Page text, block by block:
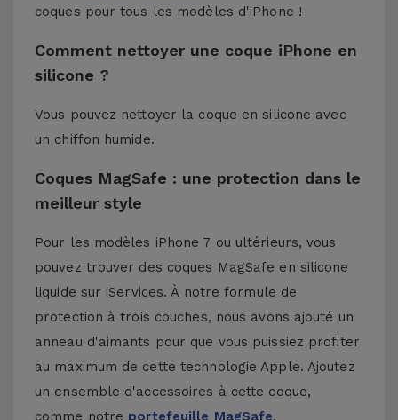
coques pour tous les modèles d'iPhone !
Comment nettoyer une coque iPhone en
silicone ?
Vous pouvez nettoyer la coque en silicone avec
un chiffon humide.
Coques MagSafe : une protection dans le
meilleur style
Pour les modèles iPhone 7 ou ultérieurs, vous
pouvez trouver des coques MagSafe en silicone
liquide sur iServices. À notre formule de
protection à trois couches, nous avons ajouté un
anneau d'aimants pour que vous puissiez profiter
au maximum de cette technologie Apple. Ajoutez
un ensemble d'accessoires à cette coque,
comme notre portefeuille MagSafe.